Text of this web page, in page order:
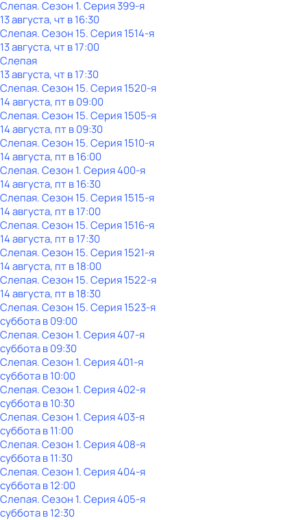
Слепая. Сезон 1. Серия 399-я
13 августа, чт в 16:30
Слепая. Сезон 15. Серия 1514-я
13 августа, чт в 17:00
Слепая
13 августа, чт в 17:30
Слепая. Сезон 15. Серия 1520-я
14 августа, пт в 09:00
Слепая. Сезон 15. Серия 1505-я
14 августа, пт в 09:30
Слепая. Сезон 15. Серия 1510-я
14 августа, пт в 16:00
Слепая. Сезон 1. Серия 400-я
14 августа, пт в 16:30
Слепая. Сезон 15. Серия 1515-я
14 августа, пт в 17:00
Слепая. Сезон 15. Серия 1516-я
14 августа, пт в 17:30
Слепая. Сезон 15. Серия 1521-я
14 августа, пт в 18:00
Слепая. Сезон 15. Серия 1522-я
14 августа, пт в 18:30
Слепая. Сезон 15. Серия 1523-я
субботав09:00
Слепая. Сезон 1. Серия 407-я
субботав09:30
Слепая. Сезон 1. Серия 401-я
субботав10:00
Слепая. Сезон 1. Серия 402-я
субботав10:30
Слепая. Сезон 1. Серия 403-я
субботав11:00
Слепая. Сезон 1. Серия 408-я
субботав11:30
Слепая. Сезон 1. Серия 404-я
субботав12:00
Слепая. Сезон 1. Серия 405-я
субботав12:30